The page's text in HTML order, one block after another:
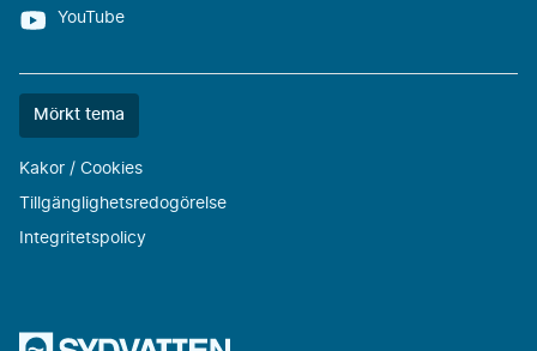
YouTube
Färgtemat
Mörkt tema
Kakor / Cookies
Tillgänglighetsredogörelse
Integritetspolicy